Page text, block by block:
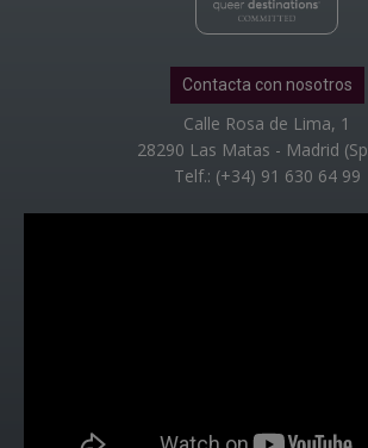
Contacta con nosotros
Calle Rosa de Lima, 1
28290 Las Matas - Madrid
Telf.: (+34) 91 630 64 99